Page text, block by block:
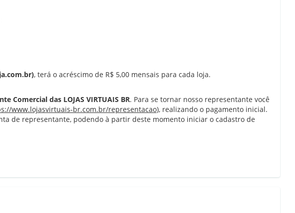
, terá o acréscimo de R$ 5,00 mensais para cada loja.
Comercial das LOJAS VIRTUAIS BR. Para se tornar nosso representante você
www.lojasvirtuais-br.com.br/representacao), realizando o pagamento inicial.
de representante, podendo à partir deste momento iniciar o cadastro de